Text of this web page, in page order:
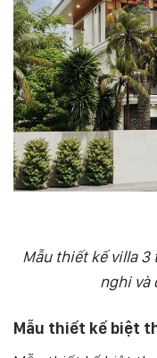
Mẫu thiết kế villa
nghi và
Mẫu thiết kế biệt